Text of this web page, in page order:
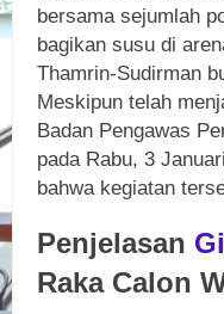
bersama sejumlah
bagikan susu di
Thamrin-Sudirman
Meskipun telah
Badan Pengawas
pada Rabu, 3
bahwa kegiatan
Penjelasan
Raka Calon